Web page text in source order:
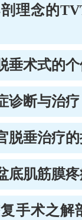
理念的
垂术式的
诊断与治疗
脱垂治疗
底肌筋膜
手术之解